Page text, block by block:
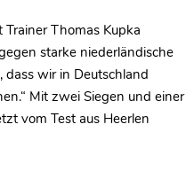
Thomas Kupka
starke niederländische
dass wir in Deutschland
Mit zwei Siegen und einer
vom Test aus Heerlen